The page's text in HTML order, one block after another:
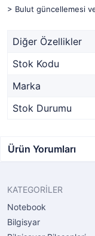
> Bulut güncellemesi
Diğer Özellikler
Stok Kodu
Marka
Stok Durumu
Ürün Yorumları
KATEGORİLER
Notebook
Bilgisyar